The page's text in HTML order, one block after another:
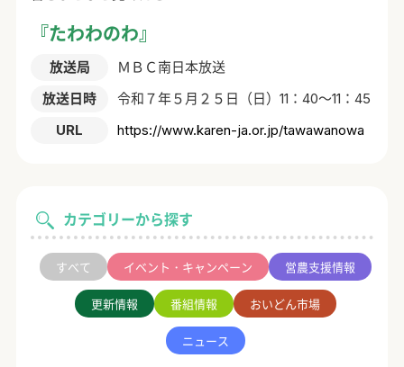
カテゴリーから探す
すべて イベント・キャンペーン 営農支援情報
更新情報 番組情報 おいどん市場
ニュース
『たわわのわ』
放送局
ＭＢＣ南日本放送
放送日時
令和７年５月２５日（日）11：40～11：45
URL
https://www.karen-ja.or.jp/tawawanowa